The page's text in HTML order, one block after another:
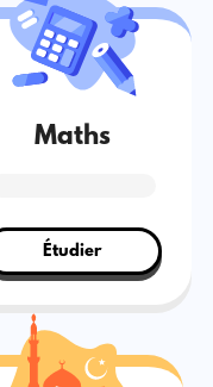
Maths
Étudier